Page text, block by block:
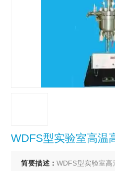
WDFS型实验室高温
简要描述：WDFS型实验室